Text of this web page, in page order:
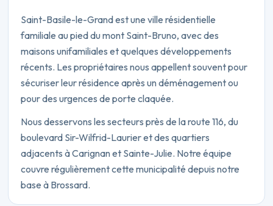
Saint-Basile-le-Grand est une ville résidentielle
familiale au pied du mont Saint-Bruno, avec des
maisons unifamiliales et quelques développements
récents. Les propriétaires nous appellent souvent pour
sécuriser leur résidence après un déménagement ou
pour des urgences de porte claquée.
Nous desservons les secteurs près de la route 116, du
boulevard Sir-Wilfrid-Laurier et des quartiers
adjacents à Carignan et Sainte-Julie. Notre équipe
couvre régulièrement cette municipalité depuis notre
base à Brossard.